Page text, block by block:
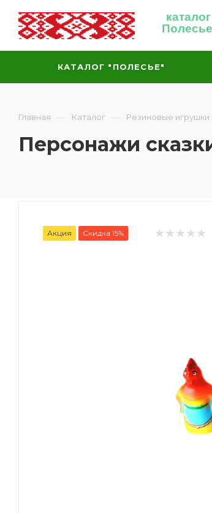
КАТАЛОГ "ПОЛЕСЬЕ"
Главная — Каталог — Резиновые игрушки
Персонажи
Акция Скидка 15%